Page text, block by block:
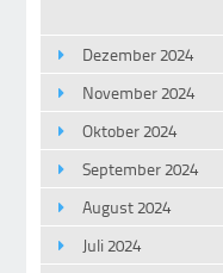
Dezember 2024
November 2024
Oktober 2024
September 2024
August 2024
Juli 2024